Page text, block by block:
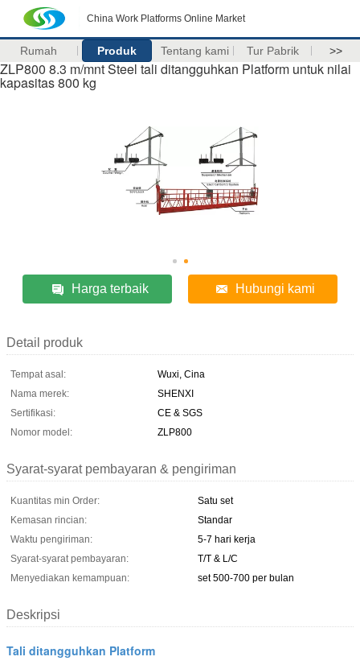
China Work Platforms Online Market
Rumah Produk Tentang kami Tur Pabrik >>
ZLP800 8.3 m/mnt Steel tali ditangguhkan Platform untuk nilai
kapasitas 800 kg
Harga terbaik Hubungi kami
Detail produk
Tempat asal:
Wuxi, Cina
Nama merek:
SHENXI
Sertifikasi:
CE & SGS
Nomor model:
ZLP800
Syarat-syarat pembayaran & pengiriman
Kuantitas min Order:
Satu set
Kemasan rincian:
Standar
Waktu pengiriman:
5-7 hari kerja
Syarat-syarat pembayaran:
T/T & L/C
Menyediakan kemampuan:
set 500-700 per bulan
Deskripsi
Tali ditangguhkan Platform